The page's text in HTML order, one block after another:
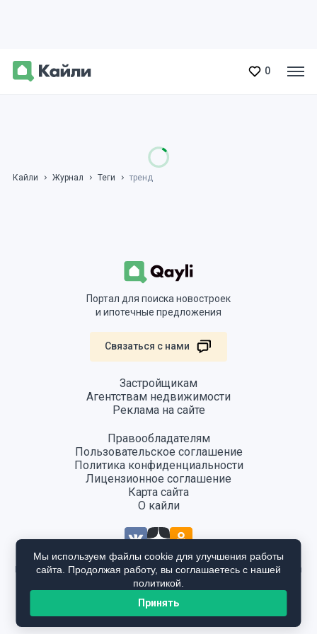
0
Кайли Журнал Теги тренд
Портал для поиска новостроек
и ипотечные предложения
Связаться с нами
Застройщикам
Агентствам недвижимости
Реклама на сайте
Правообладателям
Пользовательское соглашение
Политика конфиденциальности
Лицензионное соглашение
Карта сайта
О кайли
Информация, размещенная на сайте, не является публичной офертой
и предоставляется в ознакомительных целях. Для получения
подробной информации общайтесь в отдел продаж застройщика.
Мы используем файлы cookie для улучшения работы
сайта. Продолжая работу, вы соглашаетесь с нашей
политикой.
Принять